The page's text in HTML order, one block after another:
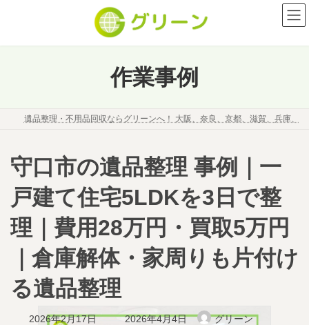
ン
ー
作業事例
遺品整理・不用品回収ならグリーンへ！ 大阪、奈良、京都、滋賀、兵庫、
守口市の遺品整理 事例｜一
戸建て住宅5LDKを3日で整
理｜費用28万円・買取5万円
｜倉庫解体・家周りも片付け
る遺品整理
2026年2月17日
最
2026年4月4日 グリーン